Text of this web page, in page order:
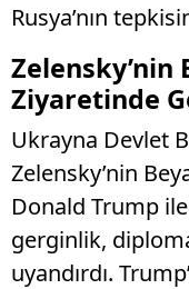
Rusya’nın
Zelensky’nin
Ziyaretinde
Ukrayna Devlet
Zelensky’nin
Donald Trump
gerginlik,
uyandırdı.